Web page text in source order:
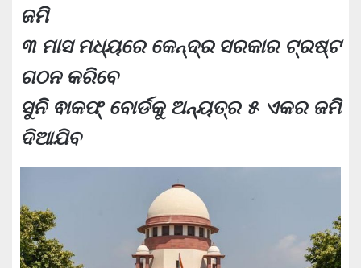
ଜମି
୩ ମାସ ମଧ୍ୟରେ କେନ୍ଦ୍ର ସରକାର ଟ୍ରଷ୍ଟ
ଗଠନ କରିବେ
ସୁନି ଵାକଫ୍‍ ବୋର୍ଡକୁ ଅନ୍ୟତ୍ର ୫ ଏକର ଜମି
ଦିଆଯିବ